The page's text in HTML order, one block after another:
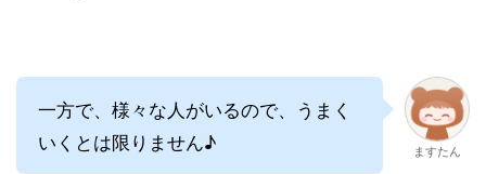
一方で、様々な人がいるので、うまく
いくとは限りません♪
ますたん